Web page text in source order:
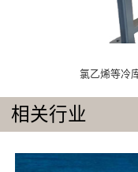
氯乙烯等冷
相关行业